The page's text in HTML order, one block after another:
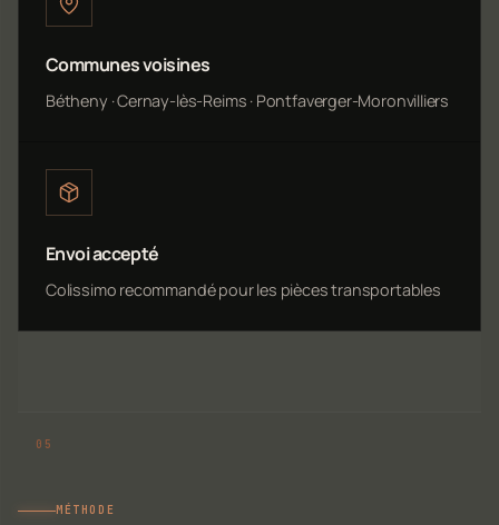
Communes voisines
Bétheny · Cernay-lès-Reims · Pontfaverger-Moronvilliers
Envoi accepté
Colissimo recommandé pour les pièces transportables
MÉTHODE